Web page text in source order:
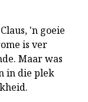
'n goeie
is ver
Maar was
in die plek